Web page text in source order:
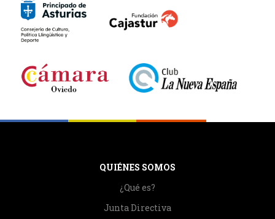
QUIÉNES SOMOS
¿Qué es?
Junta Directiva